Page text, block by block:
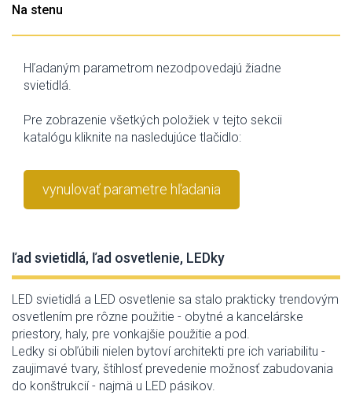
Na stenu
Hľadaným parametrom nezodpovedajú žiadne
svietidlá.
Pre zobrazenie všetkých položiek v tejto sekcii
katalógu kliknite na nasledujúce tlačidlo:
vynulovať parametre hľadania
ľad svietidlá, ľad osvetlenie, LEDky
LED svietidlá a LED osvetlenie sa stalo prakticky trendovým
osvetlením pre rôzne použitie - obytné a kancelárske
priestory, haly, pre vonkajšie použitie a pod.
Ledky si obľúbili nielen bytoví architekti pre ich variabilitu -
zaujimavé tvary, štíhlosť prevedenie možnosť zabudovania
do konštrukcií - najmä u LED pásikov.